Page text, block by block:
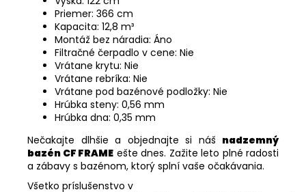
Priemer: 366 cm
Kapacita: 12,8 m³
Montáž bez náradia: Áno
Filtračné čerpadlo v cene: Nie
Vrátane krytu: Nie
Vrátane rebríka: Nie
Vrátane pod bazénové podložky: Nie
Hrúbka steny: 0,56 mm
Hrúbka dna: 0,35 mm
Nečakajte dlhšie a objednajte si náš nadzemný
bazén CF FRAME ešte dnes. Zažite leto plné radosti
a zábavy s bazénom, ktorý splní vaše očakávania.
Všetko príslušenstvo v